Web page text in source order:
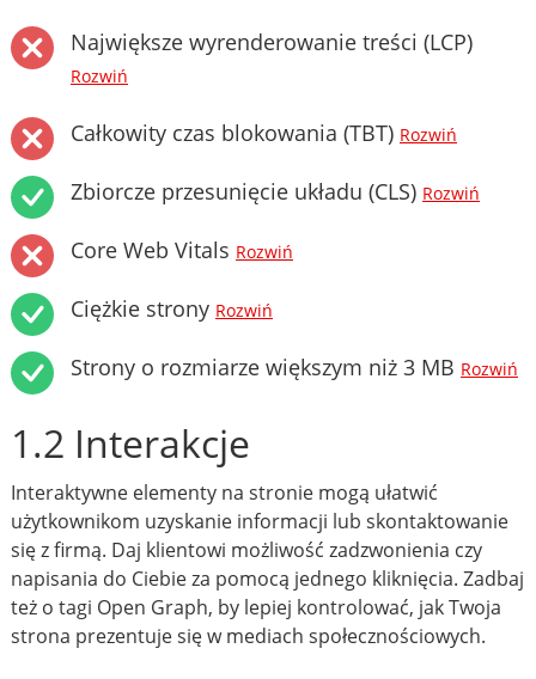
Największe wyrenderowanie treści (LCP)
Rozwiń
Całkowity czas blokowania (TBT) Rozwiń
Zbiorcze przesunięcie układu (CLS) Rozwiń
Core Web Vitals Rozwiń
Ciężkie strony Rozwiń
Strony o rozmiarze większym niż 3 MB Rozwiń
1.2 Interakcje
Interaktywne elementy na stronie mogą ułatwić
użytkownikom uzyskanie informacji lub skontaktowanie
się z firmą. Daj klientowi możliwość zadzwonienia czy
napisania do Ciebie za pomocą jednego kliknięcia. Zadbaj
też o tagi Open Graph, by lepiej kontrolować, jak Twoja
strona prezentuje się w mediach społecznościowych.